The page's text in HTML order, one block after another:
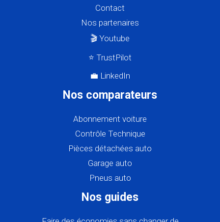
Contact
Nos partenaires
🎬 Youtube
⭐ TrustPilot
💼 LinkedIn
Nos comparateurs
Abonnement voiture
Contrôle Technique
Pièces détachées auto
Garage auto
Pneus auto
Nos guides